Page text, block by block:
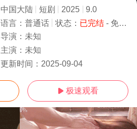
中国大陆 短剧 2025
9.0
语言： 普通话 状态： 已完结- 免费在线观看
导演： 未知
主演： 未知
更新时间： 2025-09-04
 极速观看